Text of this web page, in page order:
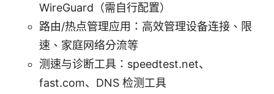
WireGuard（需自行配置）
路由/热点管理应用：高效管理设备连接、限
速、家庭网络分流等
测速与诊断工具：speedtest.net、
fast.com、DNS 检测工具